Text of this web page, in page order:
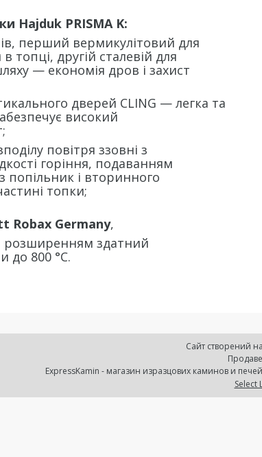
Hajduk PRISMA K:
перший вермикулітовий для
другій сталевій для
— економія дров і захист
дверей CLING — легка та
високий
повітря ззовні з
горіння, подаванням
попільник і вторинного
топки;
Robax Germany,
розширенням здатний
до 800 °C.
Сайт створений
Select